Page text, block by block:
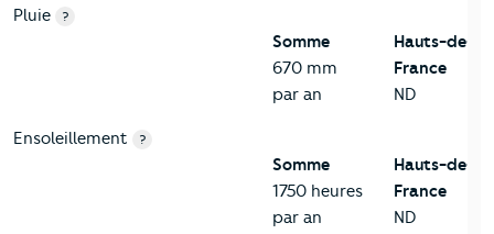
Pluie ?
Somme
670 mm
par an
Hauts-de-
France
ND
Ensoleillement ?
Somme
1750 heures
par an
Hauts-de-
France
ND